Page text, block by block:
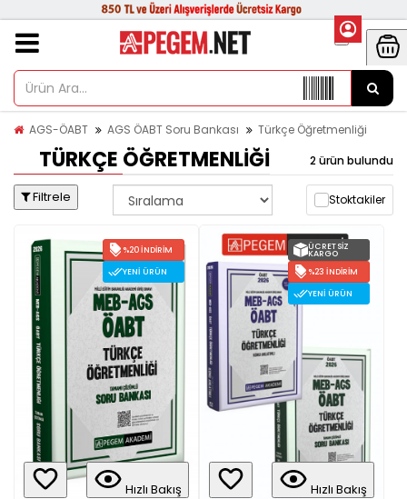
AGS-ÖABT AGS ÖABT Soru Bankası Türkçe Öğretmenliği
TÜRKÇE ÖĞRETMENLIĞI 2 ürün bulundu
Filtrele Stoktakiler
%20 İNDIRIM
YENI ÜRÜN
Hızlı Bakış
ÜCRETSIZ
KARGO
%23 İNDIRIM
YENI ÜRÜN
Hızlı Bakış